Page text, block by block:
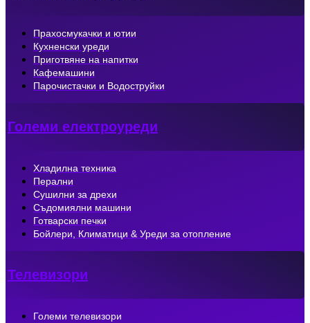
Прахосмукачки и ютии
Кухненски уреди
Приготвяне на напитки
Кафемашини
Парочистачки и Водоструйки
Големи електроуреди
Хладилна техника
Перални
Сушилни за дрехи
Съдомиялни машини
Готварски печки
Бойлери, Климатици & Уреди за отопление
Телевизори
Големи телевизори